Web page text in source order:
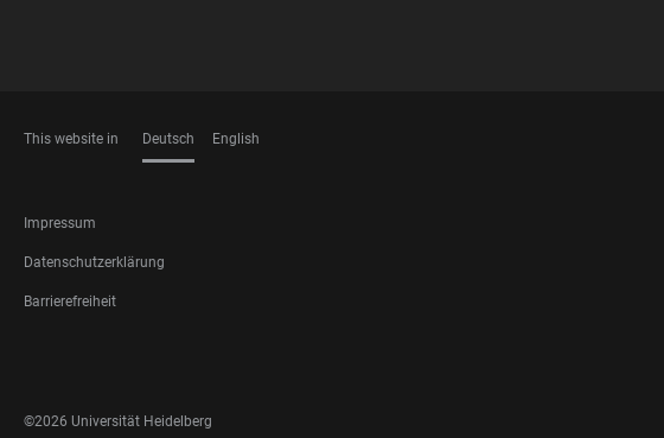
This website in Deutsch English
FOOTER
LEGAL
Impressum
Datenschutzerklärung
Barrierefreiheit
MEDIA
©2026 Universität Heidelberg